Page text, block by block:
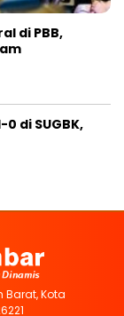
di PBB,
di SUGBK,
Barat, Kota